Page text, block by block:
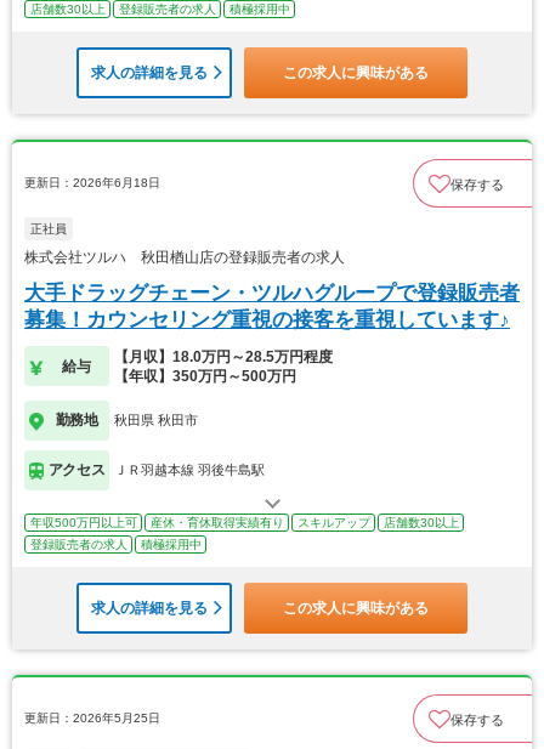
店舗数30以上
登録販売者の求人 積極採用中
求人の詳細を見る この求人に興味がある
更新日：2026年6月18日 保存する
正社員
株式会社ツルハ 秋田楢山店の登録販売者の求人
大手ドラッグチェーン・ツルハグループで登録販売者
募集！カウンセリング重視の接客を重視しています♪
給与
【月収】18.0万円～28.5万円程度
【年収】350万円～500万円
勤務地 秋田県 秋田市
アクセス ＪＲ羽越本線 羽後牛島駅
年収500万円以上可 産休・育休取得実績有り スキルアップ
店舗数30以上
登録販売者の求人
積極採用中
求人の詳細を見る この求人に興味がある
更新日：2026年5月25日 保存する